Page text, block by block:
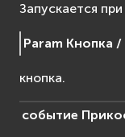
Запускается
Param Кнопка
кнопка.
событие